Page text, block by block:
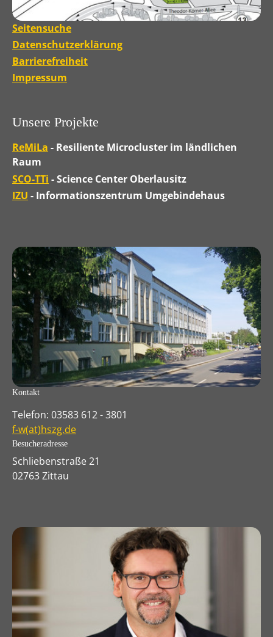
Seitensuche
Datenschutzerklärung
Barrierefreiheit
Impressum
Unsere Projekte
ReMiLa - Resiliente Microcluster im ländlichen
Raum
SCO-TTi - Science Center Oberlausitz
IZU - Informationszentrum Umgebindehaus
Kontakt
Telefon: 03583 612 - 3801
f-w(at)hszg.de
Besucheradresse
Schliebenstraße 21
02763 Zittau